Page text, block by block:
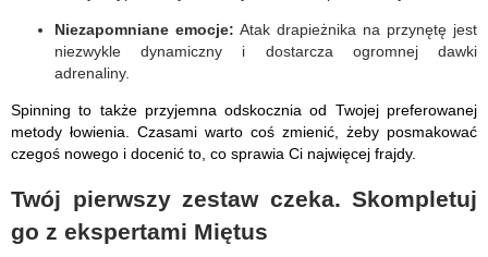
Niezapomniane emocje: Atak drapieżnika na przynętę jest
niezwykle dynamiczny i dostarcza ogromnej dawki
adrenaliny.
Spinning to także przyjemna odskocznia od Twojej preferowanej
metody łowienia. Czasami warto coś zmienić, żeby posmakować
czegoś nowego i docenić to, co sprawia Ci najwięcej frajdy.
Twój pierwszy zestaw czeka. Skompletuj
go z ekspertami Miętus